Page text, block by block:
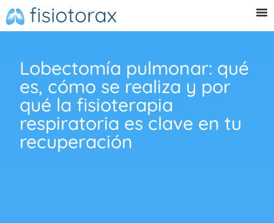
Lobectomía pulmonar: qué
es, cómo se realiza y por
qué la fisioterapia
respiratoria es clave en tu
recuperación